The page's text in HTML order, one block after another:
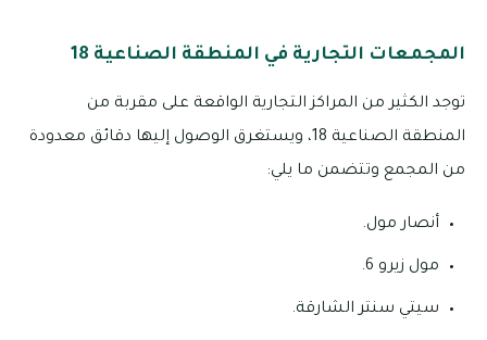
المجمعات التجارية في المنطقة الصناعية 18
توجد الكثير من المراكز التجارية الواقعة على مقربة من
المنطقة الصناعية 18، ويستغرق الوصول إليها دقائق معدودة
من المجمع وتتضمن ما يلي:
أنصار مول.
مول زيرو 6.
سيتي سنتر الشارقة.